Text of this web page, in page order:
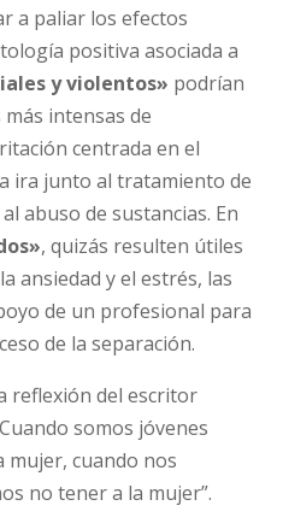
a paliar los efectos
positiva asociada a
y violentos» podrían
intensas de
centrada en el
ira junto al tratamiento de
abuso de sustancias. En
, quizás resulten útiles
ansiedad y el estrés, las
de un profesional para
de la separación.
reflexión del escritor
somos jóvenes
cuando nos
no tener a la mujer”.